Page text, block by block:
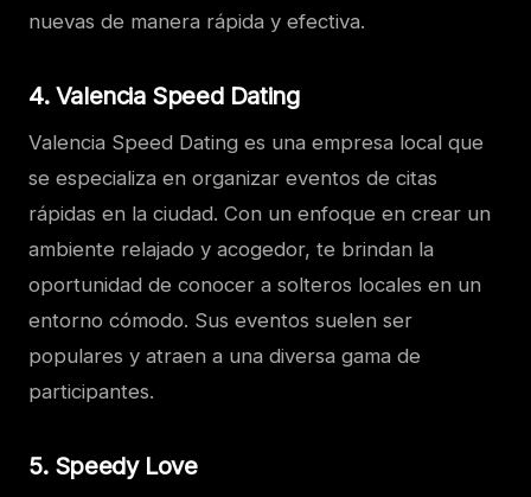
nuevas de manera rápida y efectiva.
4. Valencia Speed Dating
Valencia Speed Dating es una empresa local que
se especializa en organizar eventos de citas
rápidas en la ciudad. Con un enfoque en crear un
ambiente relajado y acogedor, te brindan la
oportunidad de conocer a solteros locales en un
entorno cómodo. Sus eventos suelen ser
populares y atraen a una diversa gama de
participantes.
5. Speedy Love